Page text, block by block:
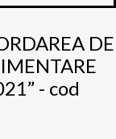
DE
- cod